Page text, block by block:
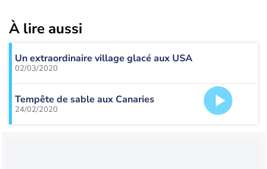
À lire aussi
Un extraordinaire village glacé aux USA
02/03/2020
Tempête de sable aux Canaries
24/02/2020